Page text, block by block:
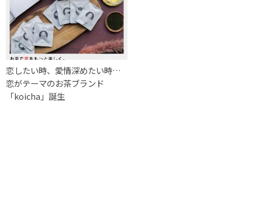
恋したい時、愛情深めたい時…
恋がテーマのお茶ブランド
「koicha」誕生